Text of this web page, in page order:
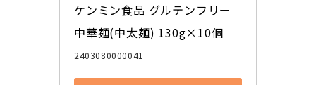
ケンミン食品 グルテンフリー
中華麺(中太麺) 130g×10個
2403080000041